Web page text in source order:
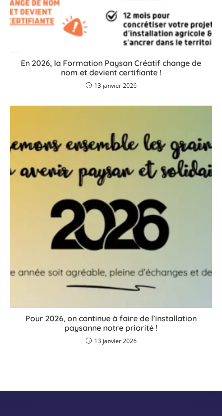
En 2026, la Formation Paysan Créatif change de
nom et devient certifiante !
13 janvier 2026
Pour 2026, on continue à faire de l’installation
paysanne notre priorité !
13 janvier 2026